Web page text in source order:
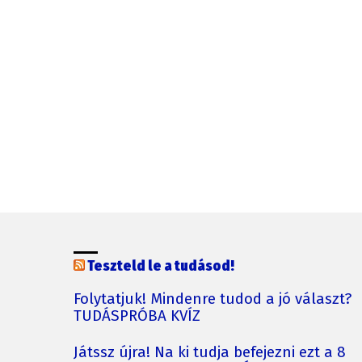
Teszteld le a tudásod!
Folytatjuk! Mindenre tudod a jó választ?
TUDÁSPRÓBA KVÍZ
Játssz újra! Na ki tudja befejezni ezt a 8